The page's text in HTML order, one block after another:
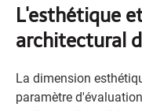
L'esthétique
architectural
La dimension
paramètre